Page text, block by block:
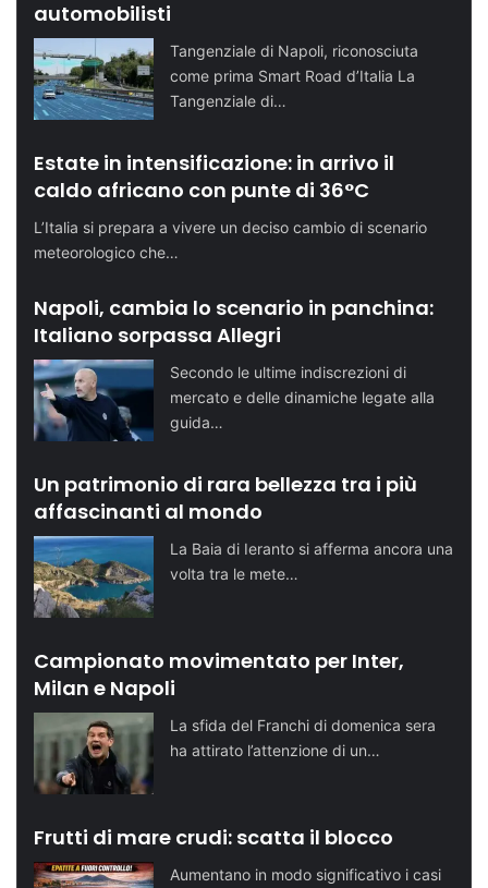
automobilisti
Tangenziale di Napoli, riconosciuta
come prima Smart Road d’Italia La
Tangenziale di…
Estate in intensificazione: in arrivo il
caldo africano con punte di 36°C
L’Italia si prepara a vivere un deciso cambio di scenario
meteorologico che…
Napoli, cambia lo scenario in panchina:
Italiano sorpassa Allegri
Secondo le ultime indiscrezioni di
mercato e delle dinamiche legate alla
guida…
Un patrimonio di rara bellezza tra i più
affascinanti al mondo
La Baia di Ieranto si afferma ancora una
volta tra le mete…
Campionato movimentato per Inter,
Milan e Napoli
La sfida del Franchi di domenica sera
ha attirato l’attenzione di un…
Frutti di mare crudi: scatta il blocco
Aumentano in modo significativo i casi